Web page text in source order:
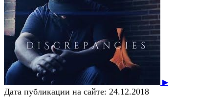
▶
Дата публикации на сайте: 24.12.2018